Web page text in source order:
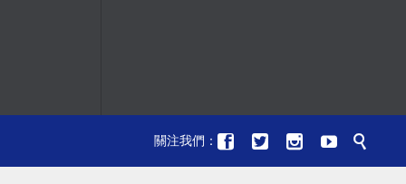
關注我們：     